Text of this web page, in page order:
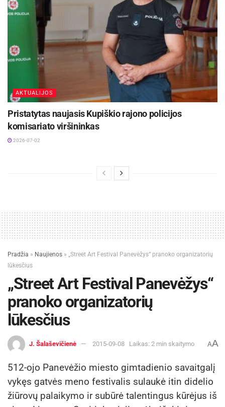
AKTUALIJOS
Pristatytas naujasis Kupiškio rajono policijos
komisariato viršininkas
2026-07-02
Pradžia » Naujienos » „Street Art Festival Panevėžys“ pranoko organizatorių
lūkesčius
„Street Art Festival Panevėžys“
pranoko organizatorių
lūkesčius
J. Šalaševičienė 2015-09-08 Laikas: 2 min skaitymo AA
512-ojo Panevėžio miesto gimtadienio savaitgalį
vykęs gatvės meno festivalis sulaukė itin didelio
žiūrovų palaikymo ir subūrė talentingus kūrėjus iš